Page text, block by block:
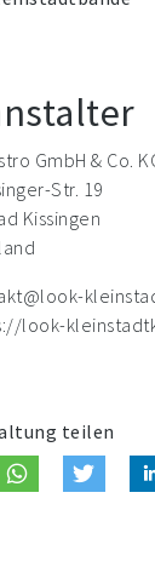
GmbH & Co.
Str. 19
Kissingen
look-
teilen